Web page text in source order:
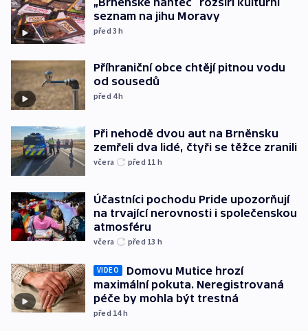
seznam na jihu Moravy
před 3h
Příhraniční obce chtějí pitnou vodu
od sousedů
před 4h
Při nehodě dvou aut na Brněnsku
zemřeli dva lidé, čtyři se těžce zranili
včera před 11 h
Účastníci pochodu Pride upozorňují
na trvající nerovnosti i společenskou
atmosféru
včera před 13 h
VIDEO
Domovu Mutice hrozí
maximální pokuta. Neregistrovaná
péče by mohla být trestná
před 14h